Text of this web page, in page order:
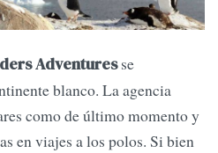
Adventuresse
blanco. La agencia
como de último momento y
en viajes a los polos. Si bien